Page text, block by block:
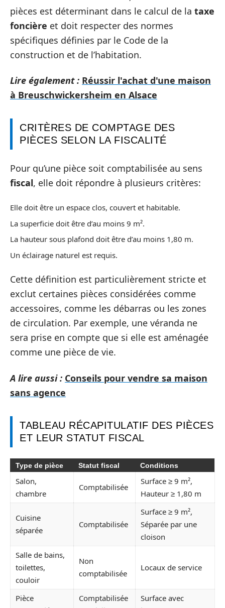
pièces est déterminant dans le calcul de la taxe
foncière et doit respecter des normes
spécifiques définies par le Code de la
construction et de l’habitation.
Lire également : Réussir l'achat d'une maison
à Breuschwickersheim en Alsace
CRITÈRES DE COMPTAGE DES
PIÈCES SELON LA FISCALITÉ
Pour qu’une pièce soit comptabilisée au sens
fiscal, elle doit répondre à plusieurs critères:
Elle doit être un espace clos, couvert et habitable.
La superficie doit être d’au moins 9 m².
La hauteur sous plafond doit être d’au moins 1,80 m.
Un éclairage naturel est requis.
Cette définition est particulièrement stricte et
exclut certaines pièces considérées comme
accessoires, comme les débarras ou les zones
de circulation. Par exemple, une véranda ne
sera prise en compte que si elle est aménagée
comme une pièce de vie.
A lire aussi : Conseils pour vendre sa maison
sans agence
TABLEAU RÉCAPITULATIF DES PIÈCES
ET LEUR STATUT FISCAL
Type de pièce Statut fiscal Conditions
Salon,
chambre
Comptabilisée
Surface ≥ 9 m²,
Hauteur ≥ 1,80 m
Cuisine
séparée
Comptabilisée
Surface ≥ 9 m²,
Séparée par une
cloison
Salle de bains,
toilettes,
couloir
Non
comptabilisée
Locaux de service
Pièce
Comptabilisée
Surface avec